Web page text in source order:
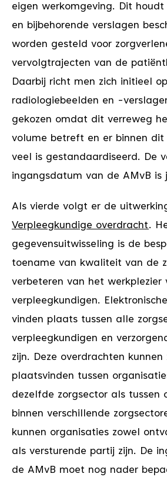
eigen werkomgeving. Dit
en bijbehorende verslagen
worden gesteld voor
vervolgtrajecten van de
Daarbij richt men zich initieel op
radiologiebeelden en -
gekozen omdat dit verreweg
volume betreft en er binnen dit
veel is gestandaardiseerd. De
ingangsdatum van de AMvB is
Als vierde volgt er de
Verpleegkundige overdracht.
gegevensuitwisseling is de
toename van kwaliteit van de
verbeteren van het werkplezier
verpleegkundigen.
vinden plaats tussen alle
verpleegkundigen en
zijn. Deze overdrachten kunnen
plaatsvinden tussen
dezelfde zorgsector als tussen
binnen verschillende
kunnen organisaties zowel
als versturende partij zijn. De
de AMvB moet nog nader